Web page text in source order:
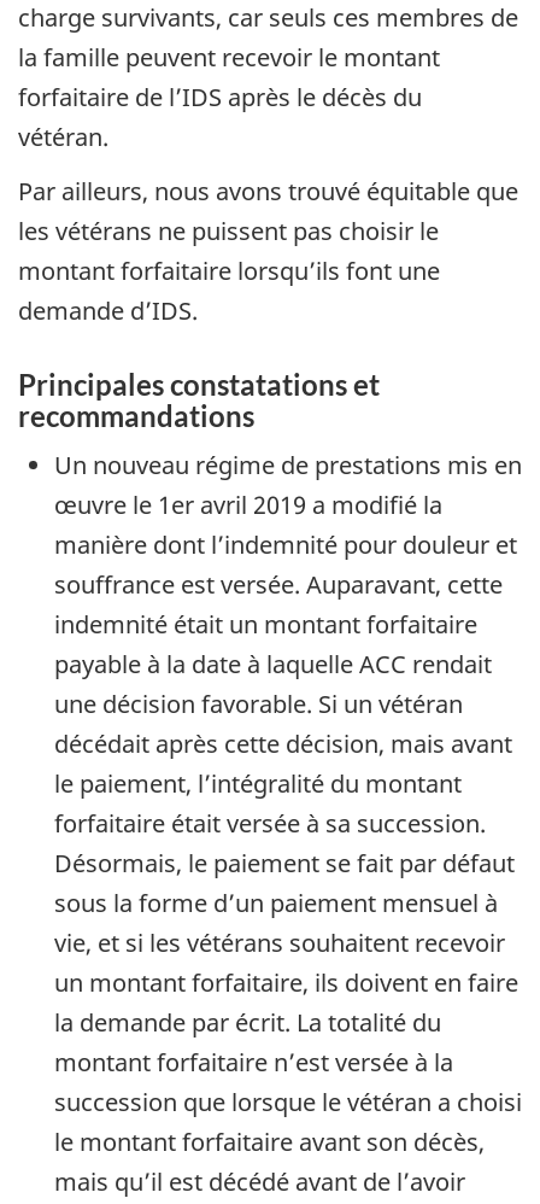
charge survivants, car seuls ces membres de
la famille peuvent recevoir le montant
forfaitaire de l’IDS après le décès du
vétéran.
Par ailleurs, nous avons trouvé équitable que
les vétérans ne puissent pas choisir le
montant forfaitaire lorsqu’ils font une
demande d’IDS.
Principales constatations et
recommandations
Un nouveau régime de prestations mis en
œuvre le 1er avril 2019 a modifié la
manière dont l’indemnité pour douleur et
souffrance est versée. Auparavant, cette
indemnité était un montant forfaitaire
payable à la date à laquelle ACC rendait
une décision favorable. Si un vétéran
décédait après cette décision, mais avant
le paiement, l’intégralité du montant
forfaitaire était versée à sa succession.
Désormais, le paiement se fait par défaut
sous la forme d’un paiement mensuel à
vie, et si les vétérans souhaitent recevoir
un montant forfaitaire, ils doivent en faire
la demande par écrit. La totalité du
montant forfaitaire n’est versée à la
succession que lorsque le vétéran a choisi
le montant forfaitaire avant son décès,
mais qu’il est décédé avant de l’avoir